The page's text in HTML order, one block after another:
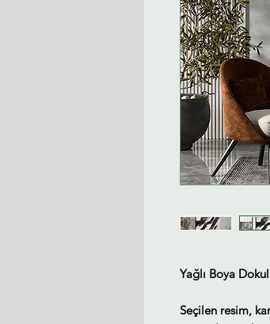
Yağlı Boya
Seçilen resim,